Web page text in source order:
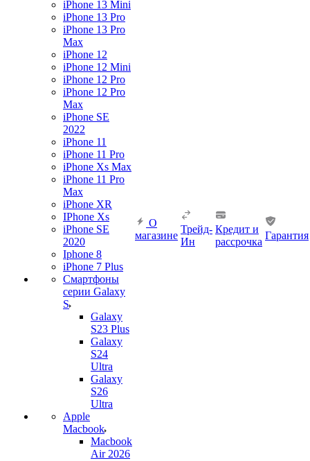
iPhone 13 Mini
iPhone 13 Pro
iPhone 13 Pro
Max
iPhone 12
iPhone 12 Mini
iPhone 12 Pro
iPhone 12 Pro
Max
iPhone SE
2022
iPhone 11
iPhone 11 Pro
iPhone Xs Max
iPhone 11 Pro
Max
iPhone XR
IPhone Xs
iPhone SE
2020
Iphone 8
iPhone 7 Plus
Смартфоны
серии Galaxy
S
Galaxy
S23 Plus
Galaxy
S24
Ultra
Galaxy
S26
Ultra
Apple
Macbook
Macbook
Air 2026
О
магазине
Трейд-
Ин
Кредит и
рассрочка
Гарантия